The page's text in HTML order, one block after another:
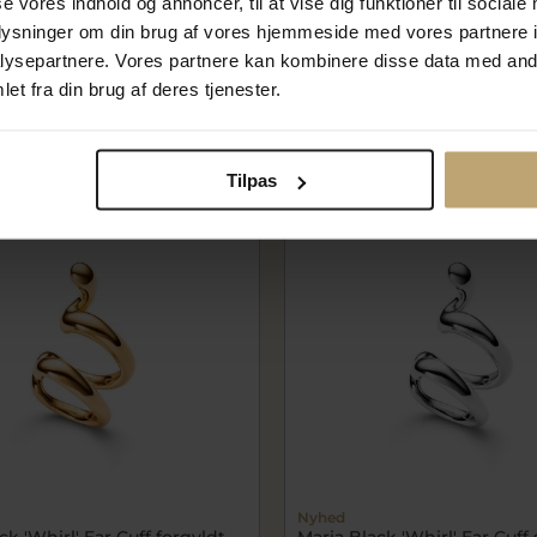
om din brug af vores hjemmeside med vores partnere
Vores partnere kan kombinere disse data med
fra din brug af deres tjenester.
Tilpas
kr
sølv (48 cm)
mb300548YG
1.100,00 kr
Nyhed